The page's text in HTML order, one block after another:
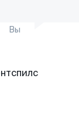
Вы